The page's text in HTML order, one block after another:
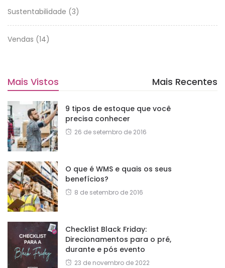
Sustentabilidade (3)
Vendas (14)
Mais Vistos Mais Recentes
9 tipos de estoque que você
precisa conhecer
26 de setembro de 2016
O que é WMS e quais os seus
benefícios?
8 de setembro de 2016
Checklist Black Friday:
Direcionamentos para o pré,
durante e pós evento
23 de novembro de 2022